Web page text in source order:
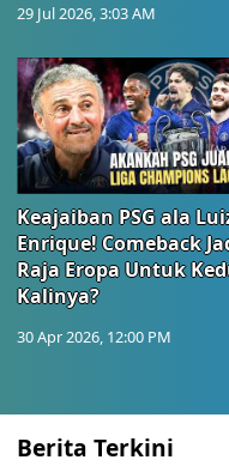
29 Jul 2026, 3:03 AM
Keajaiban PSG ala
Enrique! Comeback
Raja Eropa Untuk
Kalinya?
30 Apr 2026, 12:00 PM
Berita Terkini